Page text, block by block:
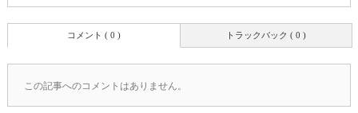
トラックバック ( 0 )
コメント ( 0 )
この記事へのコメントはありません。